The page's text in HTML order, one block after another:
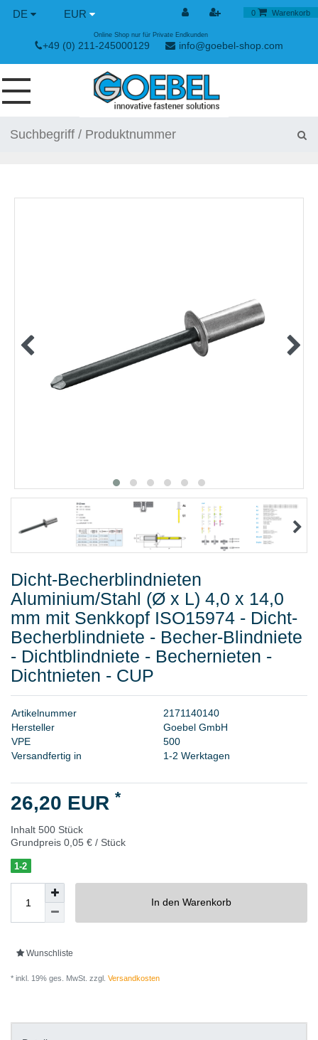
DE EUR 0 Warenkorb
+49 (0) 211-245000129 info@goebel-shop.com
Online Shop nur für Private Endkunden
SCHRAUBEN
KLEBEN UND DICHTEN
ARBEITSSCHUTZ
FAQ - Häufig gestellte Fragen
Dicht-Becherblindnieten
Aluminium/Stahl (Ø x L) 4,0 x 14,0
mm mit Senkkopf ISO15974 - Dicht-
Becherblindniete - Becher-Blindniete
- Dichtblindniete - Bechernieten -
Dichtnieten - CUP
Artikelnummer 2171140140
Hersteller Goebel GmbH
VPE 500
Versandfertig in
1-2 Werktagen
26,20 EUR *
Inhalt 500 Stück
Grundpreis 0,05 € / Stück
1-2
In den Warenkorb
Wunschliste
* inkl. 19% ges. MwSt. zzgl. Versandkosten